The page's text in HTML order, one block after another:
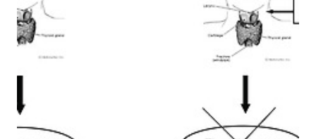
dysgenesis, moth-eaten appearance (cuboid, 무릎) 등의 소견이
관찰됩니다. 혈중 호르몬에서 갑상선 수치의 이상, 즉, TSH ↑, Free T4
↓, PRL ↑소견이 동반됩니다. TSH 자극 검사에서는 1차성 갑상샘 원..